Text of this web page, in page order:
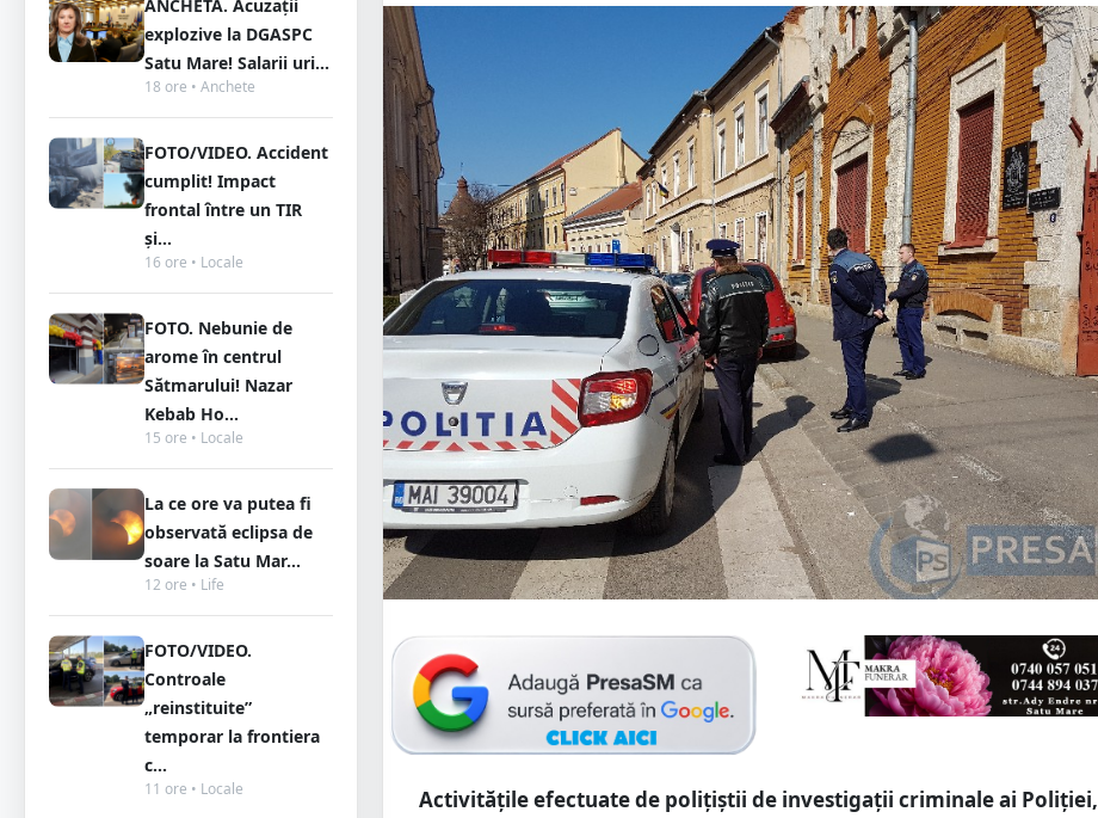
ANCHETĂ. Acuzații
explozive la DGASPC
Satu Mare! Salarii uri...
18 ore • Anchete
FOTO/VIDEO. Accident
cumplit! Impact
frontal între un TIR
și...
16 ore • Locale
FOTO. Nebunie de
arome în centrul
Sătmarului! Nazar
Kebab Ho...
15 ore • Locale
La ce ore va putea fi
observată eclipsa de
soare la Satu Mar...
12 ore • Life
FOTO/VIDEO.
Controale
„reinstituite”
temporar la frontiera
c...
11 ore • Locale
Activitățile efectuate de polițiștii de investigații criminale ai Poliției,